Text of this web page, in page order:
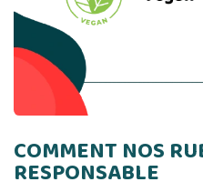
COMMENT NOS
RESPONSABLE